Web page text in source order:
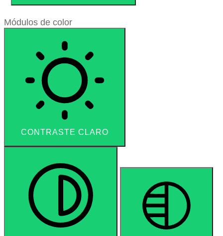
Módulos de color
CONTRASTE CLARO